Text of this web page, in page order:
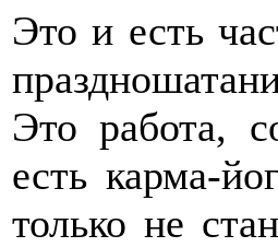
Это и есть
Это работа,
есть карма-
только не